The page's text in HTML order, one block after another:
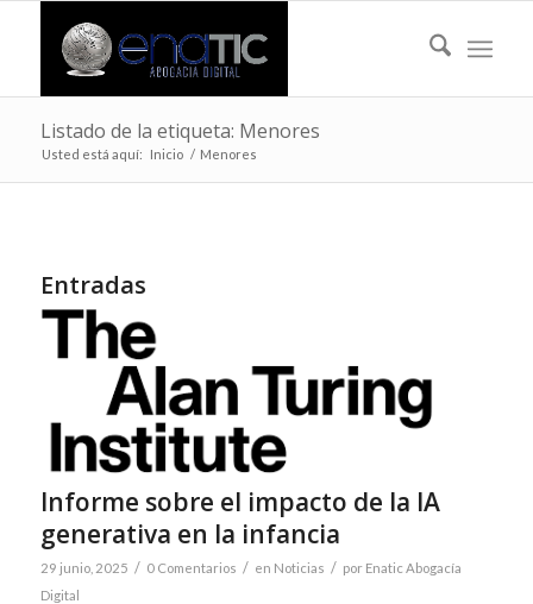
Listado de la etiqueta: Menores
Usted está aquí: Inicio / Menores
Entradas
Informe sobre el impacto de la IA
generativa en la infancia
29 junio, 2025 / 0 Comentarios / en Noticias / por Enatic Abogacía
Digital